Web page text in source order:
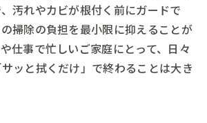
汚れやカビが根付く前にガードで
掃除の負担を最小限に抑えることが
仕事で忙しいご家庭にとって、日々
ッと拭くだけ」で終わることは大き